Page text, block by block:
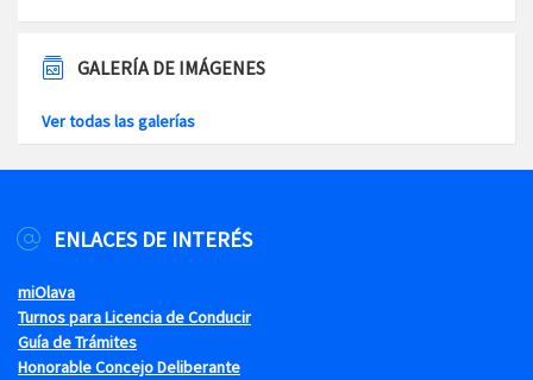
GALERÍA DE IMÁGENES
Ver todas las galerías
ENLACES DE INTERÉS
miOlava
Turnos para Licencia de Conducir
Guía de Trámites
Honorable Concejo Deliberante